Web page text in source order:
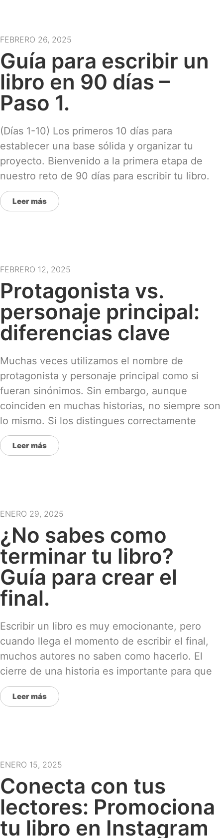
FEBRERO 26, 2025
Guía para escribir un
libro en 90 días –
Paso 1.
(Días 1-10) Los primeros 10 días para
establecer una base sólida y organizar tu
proyecto. Bienvenido a la primera etapa de
nuestro reto de 90 días para escribir tu libro.
Leer más
FEBRERO 12, 2025
Protagonista vs.
personaje principal:
diferencias clave
Muchas veces utilizamos el nombre de
protagonista y personaje principal como si
fueran sinónimos. Sin embargo, aunque
coinciden en muchas historias, no siempre son
lo mismo. Si los distingues correctamente
Leer más
ENERO 29, 2025
¿No sabes como
terminar tu libro?
Guía para crear el
final.
Escribir un libro es muy emocionante, pero
cuando llega el momento de escribir el final,
muchos autores no saben como hacerlo. El
cierre de una historia es importante para que
Leer más
ENERO 15, 2025
Conecta con tus
lectores: Promociona
tu libro en Instagram